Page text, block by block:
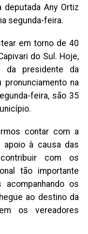
deputada Any Ortiz
segunda-feira.
em torno de 40
do Sul. Hoje,
da presidente da
pronunciamento na
feira, são 35
contar com a
apoio à causa das
com os
tão importante
os
ao destino da
os vereadores